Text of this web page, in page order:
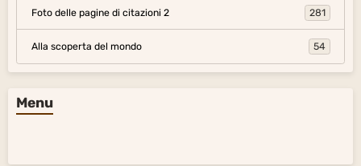
Foto delle pagine di citazioni 2 281
Alla scoperta del mondo 54
Menu